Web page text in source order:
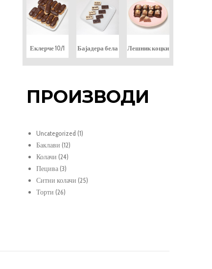
Еклерче 10/1 Бајадера бела Лешник коцки
ПРОИЗВОДИ
Uncategorized 11
Баклави 1212
продукти
Колачи 2424
продукти
Пецива 33
продукти
Ситни колачи 2525
Торти 2626